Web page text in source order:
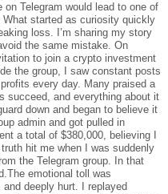
on Telegram would lead to one of
started as curiosity quickly
loss. I’m sharing my story
the same mistake. On
to join a crypto investment
the group, I saw constant posts
every day. Many praised a
succeed, and everything about it
down and began to believe it
admin and got pulled in
a total of $380,000, believing I
hit me when I was suddenly
the Telegram group. In that
emotional toll was
deeply hurt. I replayed